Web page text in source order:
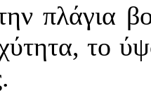
πλάγια
το